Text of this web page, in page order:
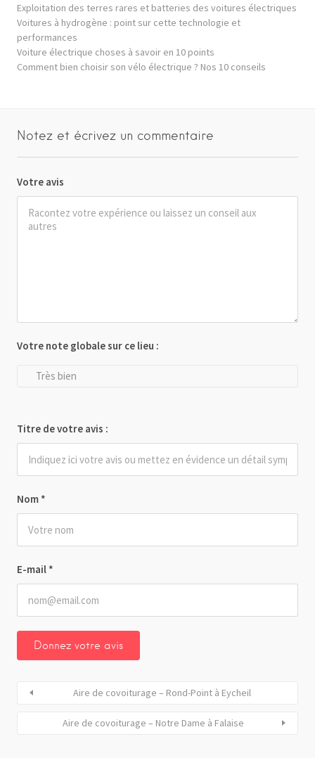
Exploitation des terres rares et batteries des voitures électriques
Voitures à hydrogène : point sur cette technologie et
performances
Voiture électrique choses à savoir en 10 points
Comment bien choisir son vélo électrique ? Nos 10 conseils
Notez et écrivez un commentaire
Votre avis
Nom *
E-mail *
Votre note globale sur ce lieu :
Très bien
Titre de votre avis :
Aire de covoiturage – Rond-Point à Eycheil
Aire de covoiturage – Notre Dame à Falaise